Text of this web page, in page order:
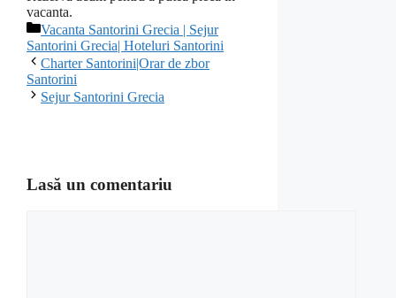
vacanta.
Categorii
Vacanta Santorini Grecia | Sejur
Santorini Grecia| Hoteluri Santorini
Charter Santorini|Orar de zbor
Santorini
Sejur Santorini Grecia
Lasă un comentariu